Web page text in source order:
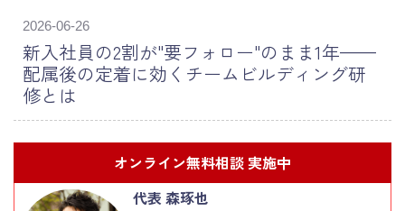
2026-06-26
新入社員の2割が"要フォロー"のまま1年——
配属後の定着に効くチームビルディング研
修とは
オンライン無料相談 実施中
代表 森琢也